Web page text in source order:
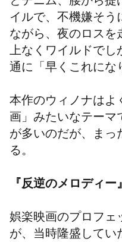
イルで、不機嫌そう
ながら、夜のロスを
上なくワイルドでし
通に「早くこれにな
本作のウィノナはよ
画」みたいなテーマ
が多いのだが、まっ
る。
『反逆のメロディ
娯楽映画のプロフェ
が、当時隆盛してい